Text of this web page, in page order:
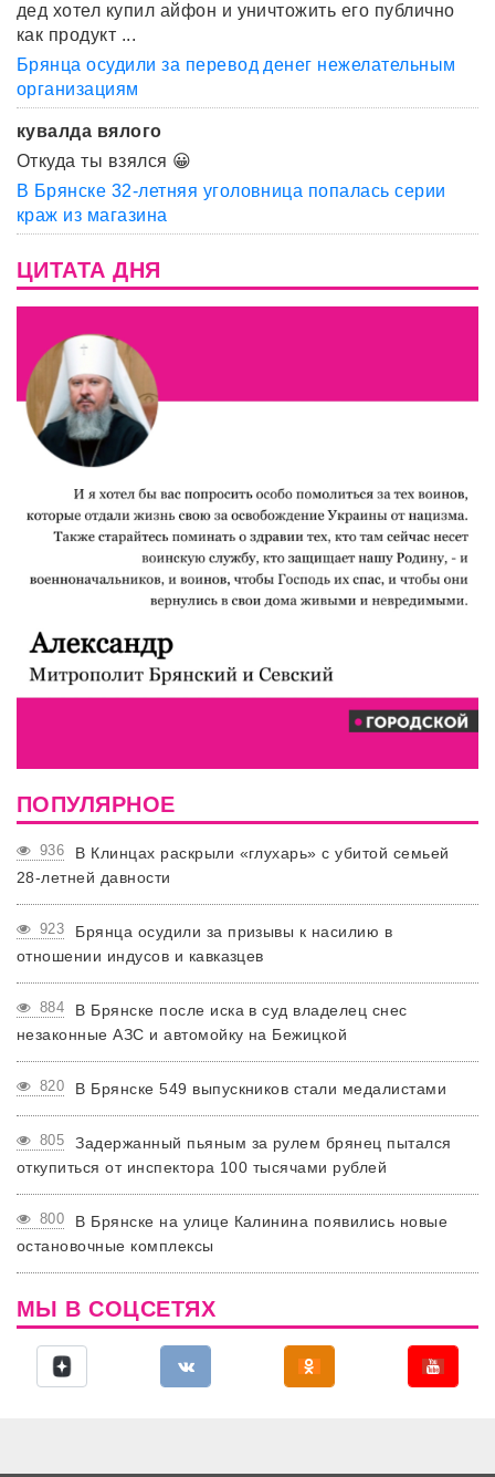
дед хотел купил айфон и уничтожить его публично
как продукт ...
Брянца осудили за перевод денег нежелательным
организациям
кувалда вялого
Откуда ты взялся 😀
В Брянске 32-летняя уголовница попалась серии
краж из магазина
ЦИТАТА ДНЯ
ПОПУЛЯРНОЕ
936
В Клинцах раскрыли «глухарь» с убитой семьей
28-летней давности
923
Брянца осудили за призывы к насилию в
отношении индусов и кавказцев
884
В Брянске после иска в суд владелец снес
незаконные АЗС и автомойку на Бежицкой
820 В Брянске 549 выпускников стали медалистами
805
Задержанный пьяным за рулем брянец пытался
откупиться от инспектора 100 тысячами рублей
800
В Брянске на улице Калинина появились новые
остановочные комплексы
МЫ В СОЦСЕТЯХ